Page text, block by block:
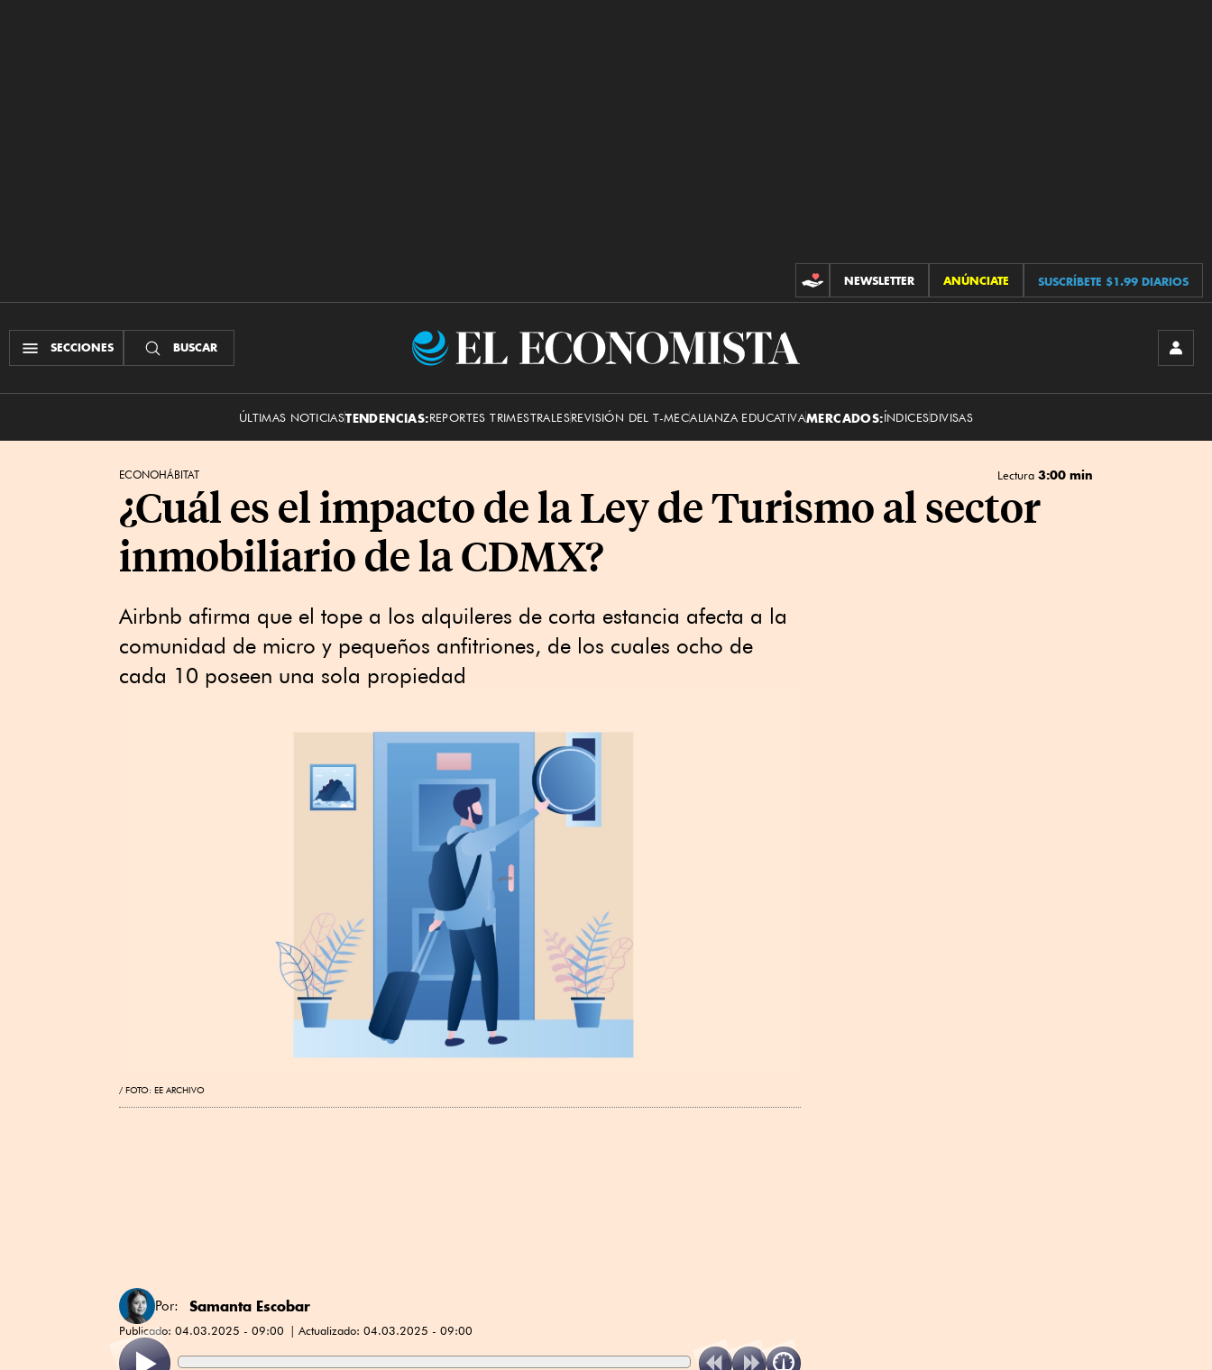
CONTRIBUCIONES
NEWSLETTER ANÚNCIATE SUSCRÍBETE $1.99 DIARIOS
SECCIONES BUSCAR
El
ÚLTIMAS NOTICIASTENDENCIAS:REPORTES TRIMESTRALESREVISIÓN DEL T-MECALIANZA EDUCATIVAMERCADOS:ÍNDICESDIVISAS
ECONOHÁBITAT Lectura 3:00 min
¿Cuál es el impacto de la Ley de Turismo al sector
inmobiliario de la CDMX?
Airbnb afirma que el tope a los alquileres de corta estancia afecta a la
comunidad de micro y pequeños anfitriones, de los cuales ocho de
cada 10 poseen una sola propiedad
FOTO: EE ARCHIVO
Por: Samanta Escobar
Publicado: 04.03.2025 - 09:00 Actualizado: 04.03.2025 - 09:00